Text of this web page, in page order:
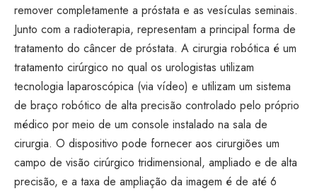
remover completamente a próstata e as vesículas seminais.
Junto com a radioterapia, representam a principal forma de
tratamento do câncer de próstata. A cirurgia robótica é um
tratamento cirúrgico no qual os urologistas utilizam
tecnologia laparoscópica (via vídeo) e utilizam um sistema
de braço robótico de alta precisão controlado pelo próprio
médico por meio de um console instalado na sala de
cirurgia. O dispositivo pode fornecer aos cirurgiões um
campo de visão cirúrgico tridimensional, ampliado e de alta
precisão, e a taxa de ampliação da imagem é de até 6